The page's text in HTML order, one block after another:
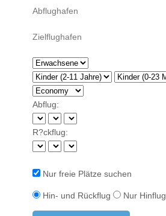
Abflug:
R?ckflug:
Nur freie Plätze suchen
Hin- und Rückflug Nur Hinflug